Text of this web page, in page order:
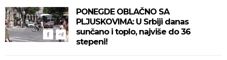
PONEGDE OBLAČNO SA
PLJUSKOVIMA: U Srbiji danas
sunčano i toplo, najviše do 36
stepeni!